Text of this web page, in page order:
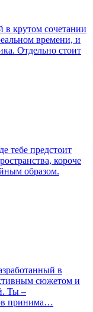
в крутом сочетании
времени, и
Отдельно стоит
тебе предстоит
короче
образом.
в
сюжетом и
Ты –
принима…